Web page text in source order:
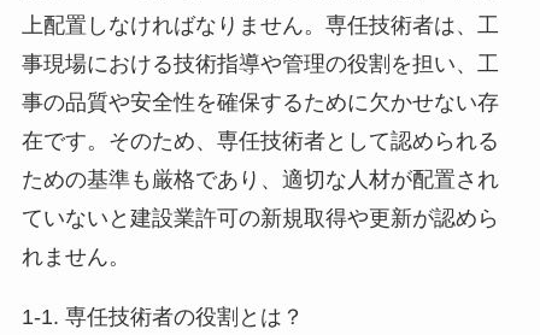
上配置しなければなりません。専任技術者は、工
事現場における技術指導や管理の役割を担い、工
事の品質や安全性を確保するために欠かせない存
在です。そのため、専任技術者として認められる
ための基準も厳格であり、適切な人材が配置され
ていないと建設業許可の新規取得や更新が認めら
れません。
1-1. 専任技術者の役割とは？